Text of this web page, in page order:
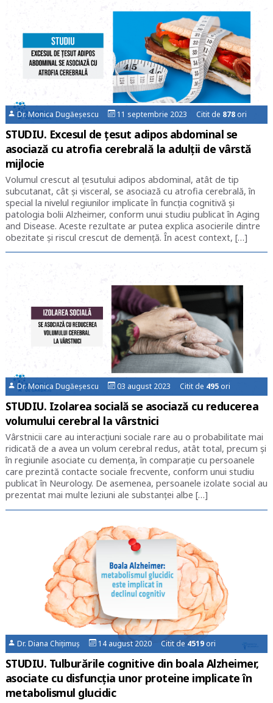
Dr. Monica Dugăeșescu 11 septembrie 2023 Citit de 878 ori
STUDIU. Excesul de țesut adipos abdominal se
asociază cu atrofia cerebrală la adulții de vârstă
mijlocie
Volumul crescut al țesutului adipos abdominal, atât de tip
subcutanat, cât și visceral, se asociază cu atrofia cerebrală, în
special la nivelul regiunilor implicate în funcția cognitivă și
patologia bolii Alzheimer, conform unui studiu publicat în Aging
and Disease. Aceste rezultate ar putea explica asocierile dintre
obezitate și riscul crescut de demență. În acest context, […]
Dr. Monica Dugăeșescu 03 august 2023 Citit de 495 ori
STUDIU. Izolarea socială se asociază cu reducerea
volumului cerebral la vârstnici
Vârstnicii care au interacțiuni sociale rare au o probabilitate mai
ridicată de a avea un volum cerebral redus, atât total, precum și
în regiunile asociate cu demența, în comparație cu persoanele
care prezintă contacte sociale frecvente, conform unui studiu
publicat în Neurology. De asemenea, persoanele izolate social au
prezentat mai multe leziuni ale substanței albe […]
Dr. Diana Chițimuș 14 august 2020 Citit de 4519 ori
STUDIU. Tulburările cognitive din boala Alzheimer,
asociate cu disfuncția unor proteine implicate în
metabolismul glucidic